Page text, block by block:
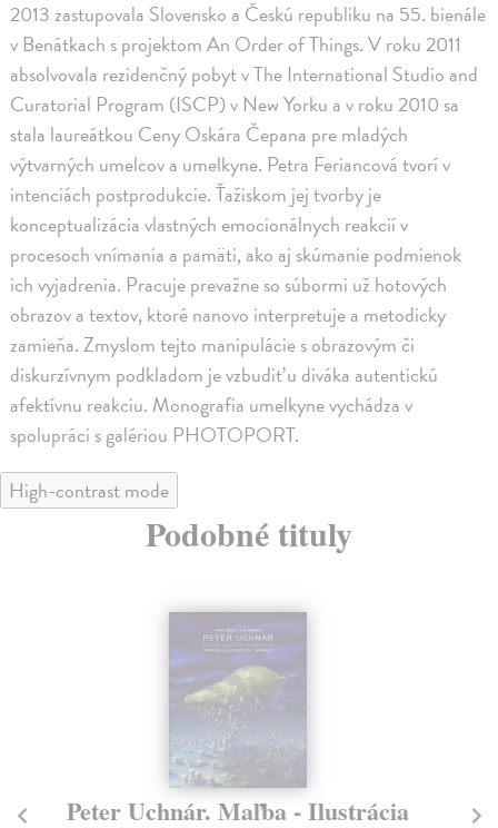
2013 zastupovala Slovensko a Českú republiku na 55. bienále
v Benátkach s projektom An Order of Things. V roku 2011
absolvovala rezidenčný pobyt v The International Studio and
Curatorial Program (ISCP) v New Yorku a v roku 2010 sa
stala laureátkou Ceny Oskára Čepana pre mladých
výtvarných umelcov a umelkyne. Petra Feriancová tvorí v
intenciách postprodukcie. Ťažiskom jej tvorby je
konceptualizácia vlastných emocionálnych reakcií v
procesoch vnímania a pamäti, ako aj skúmanie podmienok
ich vyjadrenia. Pracuje prevažne so súbormi už hotových
obrazov a textov, ktoré nanovo interpretuje a metodicky
zamieňa. Zmyslom tejto manipulácie s obrazovým či
diskurzívnym podkladom je vzbudiť u diváka autentickú
afektívnu reakciu. Monografia umelkyne vychádza v
spolupráci s galériou PHOTOPORT.
High-contrast mode
Podobné tituly
Posledná večera Leonarda z